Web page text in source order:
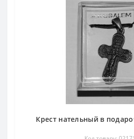
Крест нательный в